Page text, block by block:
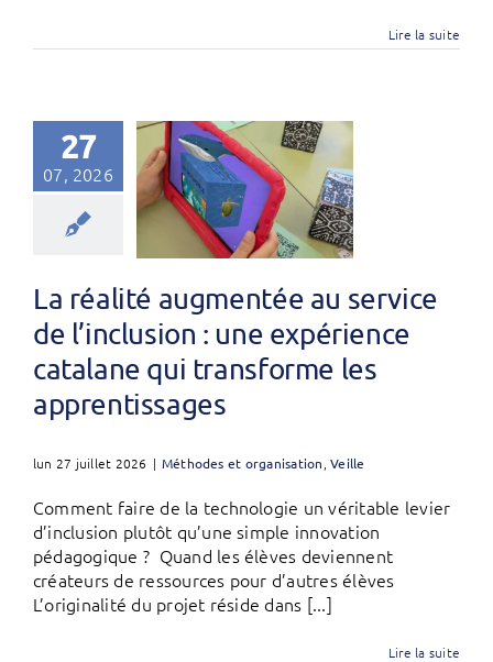
Lire la suite
27
07, 2026
La réalité augmentée au service
de l’inclusion : une expérience
catalane qui transforme les
apprentissages
lun 27 juillet 2026 | Méthodes et organisation ,Veille
Comment faire de la technologie un véritable levier
d’inclusion plutôt qu’une simple innovation
pédagogique ? Quand les élèves deviennent
créateurs de ressources pour d’autres élèves
L’originalité du projet réside dans [...]
Lire la suite